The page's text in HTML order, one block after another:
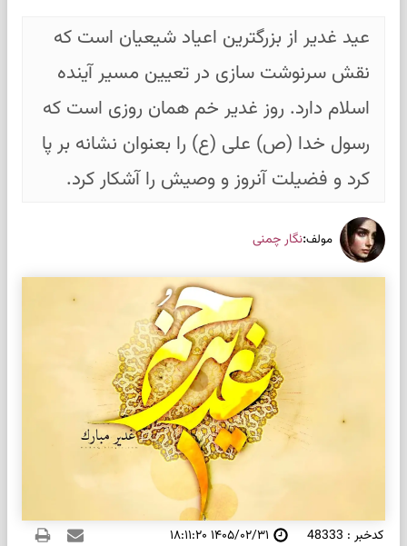
عید غدیر از بزرگترین اعیاد شیعیان است که
نقش سرنوشت سازی در تعیین مسیر آینده
اسلام دارد. روز غدیر خم همان روزی است که
رسول خدا (ص) علی (ع) را بعنوان نشانه بر پا
کرد و فضیلت آنروز و وصیش را آشکار کرد.
مولف:نگار چمنی
کدخبر : 48333 ۱۴۰۵/۰۲/۳۱ ۱۸:۱۱:۲۰